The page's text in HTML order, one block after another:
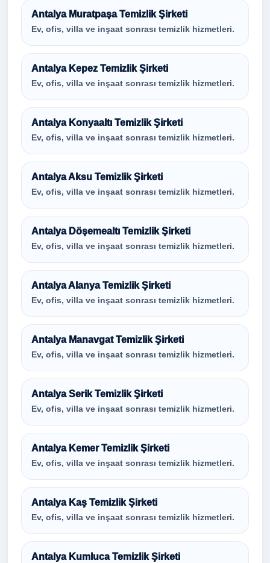
Antalya Muratpaşa Temizlik Şirketi
Ev, ofis, villa ve inşaat sonrası temizlik hizmetleri.
Antalya Kepez Temizlik Şirketi
Ev, ofis, villa ve inşaat sonrası temizlik hizmetleri.
Antalya Konyaaltı Temizlik Şirketi
Ev, ofis, villa ve inşaat sonrası temizlik hizmetleri.
Antalya Aksu Temizlik Şirketi
Ev, ofis, villa ve inşaat sonrası temizlik hizmetleri.
Antalya Döşemealtı Temizlik Şirketi
Ev, ofis, villa ve inşaat sonrası temizlik hizmetleri.
Antalya Alanya Temizlik Şirketi
Ev, ofis, villa ve inşaat sonrası temizlik hizmetleri.
Antalya Manavgat Temizlik Şirketi
Ev, ofis, villa ve inşaat sonrası temizlik hizmetleri.
Antalya Serik Temizlik Şirketi
Ev, ofis, villa ve inşaat sonrası temizlik hizmetleri.
Antalya Kemer Temizlik Şirketi
Ev, ofis, villa ve inşaat sonrası temizlik hizmetleri.
Antalya Kaş Temizlik Şirketi
Ev, ofis, villa ve inşaat sonrası temizlik hizmetleri.
Antalya Kumluca Temizlik Şirketi